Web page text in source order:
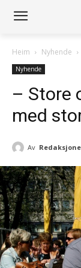
Heim Nyhende
Nyhende
– Store
med
Av